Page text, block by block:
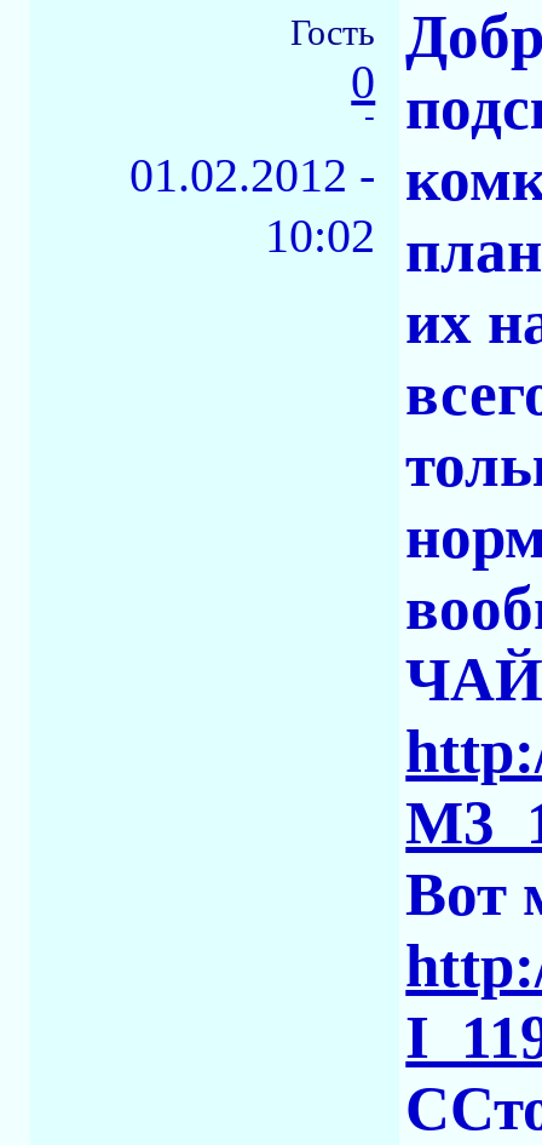
Гость
0
-
01.02.2012 -
10:02
их
Вот